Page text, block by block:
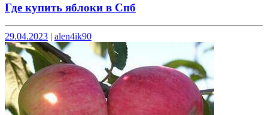
Где купить яблоки в Спб
Опубликовано
29.04.2023 Опубликовано
alen4ik90